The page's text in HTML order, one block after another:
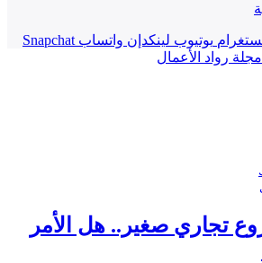
يوتيوب لينكدإن واتساب Snapchat
تجاري صغير.. هل الأمر